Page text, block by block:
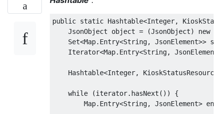
public static Hashtable<Integer,
JsonObject object = (JsonObject) new
Set<Map. Entry<String, JsonElement>>
Iterator<Map. Entry<String, JsonElement
Hashtable<Integer, KioskStatusResource
while (iterator. hasNext ())
{
Map. Entry<String, JsonElement>